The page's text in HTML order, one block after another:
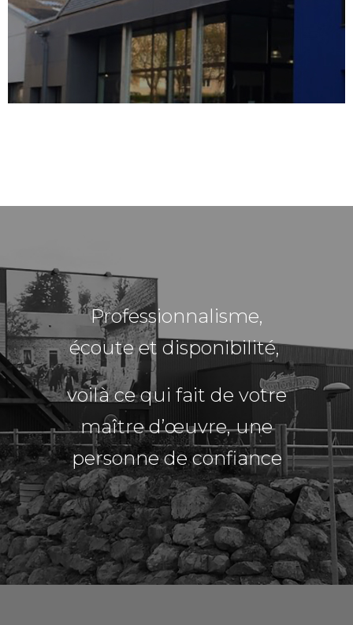
Professionnalisme,
écoute et disponibilité,
voilà ce qui fait de votre
maître d’œuvre, une
personne de confiance